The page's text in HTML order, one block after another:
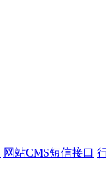
网站CMS短信接口